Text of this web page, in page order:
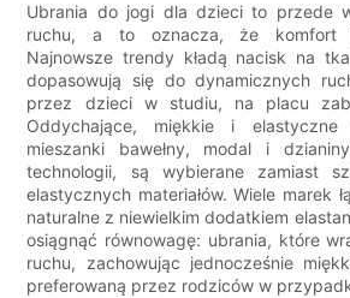
Ubrania do jogi dla dzieci to przede
ruchu, a to oznacza, że ​​komfort
Najnowsze trendy kładą nacisk na
dopasowują się do dynamicznych
przez dzieci w studiu, na placu
Oddychające, miękkie i
mieszanki bawełny, modal i
technologii, są wybierane zamiast
elastycznych materiałów. Wiele marek
naturalne z niewielkim dodatkiem
osiągnąć równowagę: ubrania, które
ruchu, zachowując jednocześnie
preferowaną przez rodziców w